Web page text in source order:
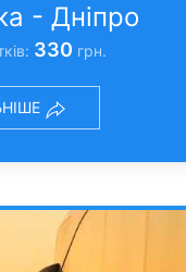
- Дніпро
330 грн.